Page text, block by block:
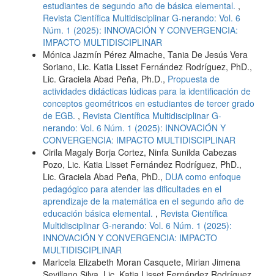
estudiantes de segundo año de básica elemental. ,
Revista Científica Multidisciplinar G-nerando: Vol. 6
Núm. 1 (2025): INNOVACIÓN Y CONVERGENCIA:
IMPACTO MULTIDISCIPLINAR
Mónica Jazmín Pérez Almache, Tania De Jesús Vera
Soriano, Lic. Katia Lisset Fernández Rodríguez, PhD.,
Lic. Graciela Abad Peña, Ph.D., Propuesta de
actividades didácticas lúdicas para la identificación de
conceptos geométricos en estudiantes de tercer grado
de EGB. , Revista Científica Multidisciplinar G-
nerando: Vol. 6 Núm. 1 (2025): INNOVACIÓN Y
CONVERGENCIA: IMPACTO MULTIDISCIPLINAR
Cirila Magaly Borja Cortez, Ninfa Sunilda Cabezas
Pozo, Lic. Katia Lisset Fernández Rodríguez, PhD.,
Lic. Graciela Abad Peña, PhD., DUA como enfoque
pedagógico para atender las dificultades en el
aprendizaje de la matemática en el segundo año de
educación básica elemental. , Revista Científica
Multidisciplinar G-nerando: Vol. 6 Núm. 1 (2025):
INNOVACIÓN Y CONVERGENCIA: IMPACTO
MULTIDISCIPLINAR
Maricela Elizabeth Moran Casquete, Mirian Jimena